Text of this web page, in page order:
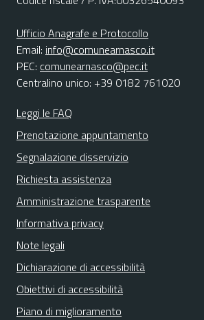
Ufficio Anagrafe e Protocollo
Email: info@comunearnasco.it
PEC: comunearnasco@pec.it
Centralino unico: +39 0182 761020
Leggi le FAQ
Prenotazione appuntamento
Segnalazione disservizio
Richiesta assistenza
Amministrazione trasparente
Informativa privacy
Note legali
Dichiarazione di accessibilità
Obiettivi di accessibilità
Piano di miglioramento